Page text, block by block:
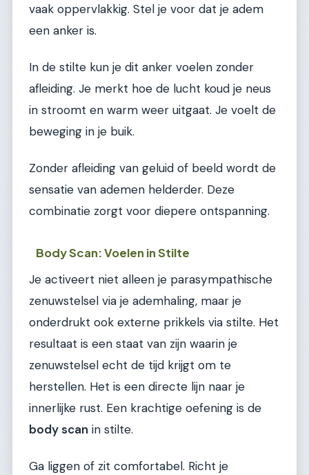
vaak oppervlakkig. Stel je voor dat je adem
een anker is.
In de stilte kun je dit anker voelen zonder
afleiding. Je merkt hoe de lucht koud je neus
in stroomt en warm weer uitgaat. Je voelt de
beweging in je buik.
Zonder afleiding van geluid of beeld wordt de
sensatie van ademen helderder. Deze
combinatie zorgt voor diepere ontspanning.
Body Scan: Voelen in Stilte
Je activeert niet alleen je parasympathische
zenuwstelsel via je ademhaling, maar je
onderdrukt ook externe prikkels via stilte. Het
resultaat is een staat van zijn waarin je
zenuwstelsel echt de tijd krijgt om te
herstellen. Het is een directe lijn naar je
innerlijke rust. Een krachtige oefening is de
body scan in stilte.
Ga liggen of zit comfortabel. Richt je